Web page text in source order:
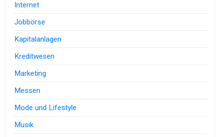
Internet
Jobbörse
Kapitalanlagen
Kreditwesen
Marketing
Messen
Mode und Lifestyle
Musik